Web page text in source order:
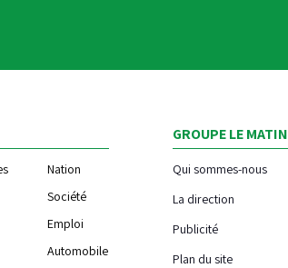
Nation
Société
Emploi
Automobile
GROUPE LE MATIN
Qui sommes-nous
La direction
Publicité
Plan du site